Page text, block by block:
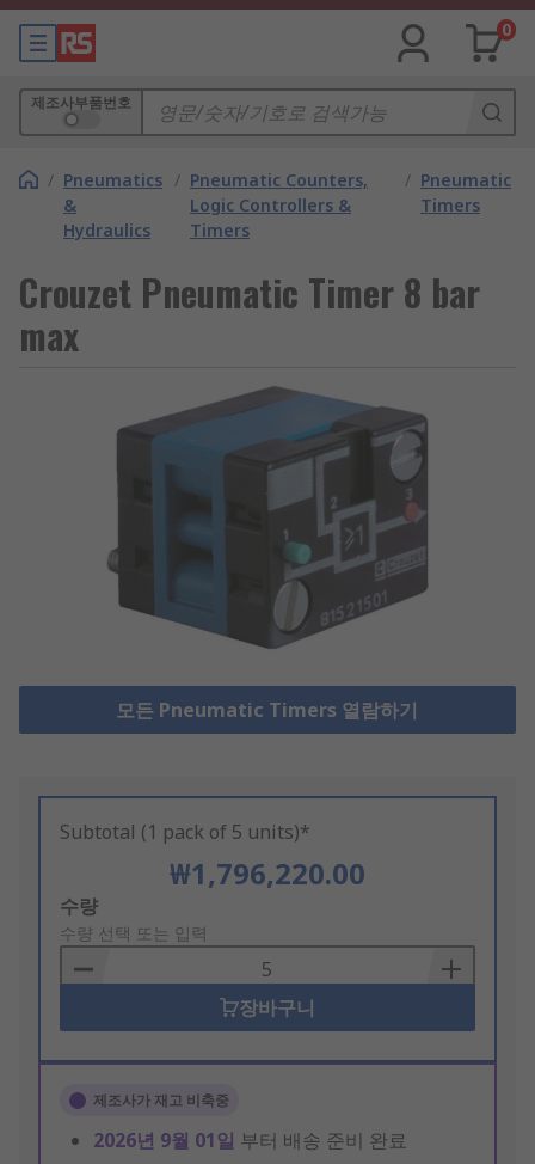
0
제조사부품번호
/ Pneumatics
&
Hydraulics
/ Pneumatic Counters,
Logic Controllers &
Timers
/ Pneumatic
Timers
Crouzet Pneumatic Timer 8 bar
max
모든 Pneumatic Timers 열람하기
Subtotal (1 pack of 5 units)*
₩1,796,220.00
Add
to
Basket
수량
수량 선택 또는 입력
장바구니
제조사가 재고 비축중
2026년 9월 01일 부터 배송 준비 완료